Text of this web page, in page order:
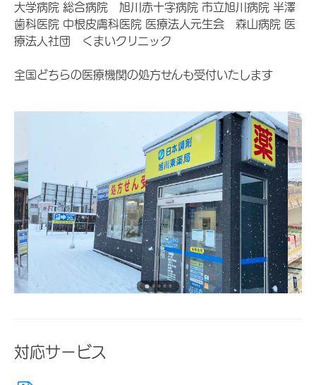
大学病院 総合病院 旭川赤十字病院 市立旭川病院 半澤
歯科医院 中根皮膚科医院 医療法人元生会 森山病院 医
療法人社団 くまいクリニック
全国どちらの医療機関の処方せんも受付いたします
対応サービス